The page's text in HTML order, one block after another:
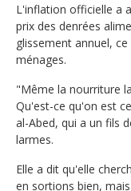
L'inflation officielle a
prix des denrées
glissement annuel,
ménages.
"Même la nourriture
Qu'est-ce qu'on est
al-Abed, qui a un fils
larmes.
Elle a dit qu'elle
en sortions bien,